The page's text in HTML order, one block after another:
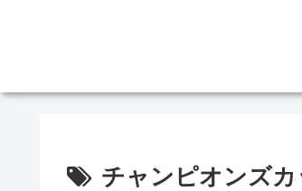
チャンピオンズ